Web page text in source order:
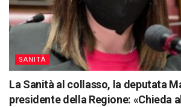
SANITÀ
La Sanità al collasso, la deputata
presidente della Regione: «Chieda